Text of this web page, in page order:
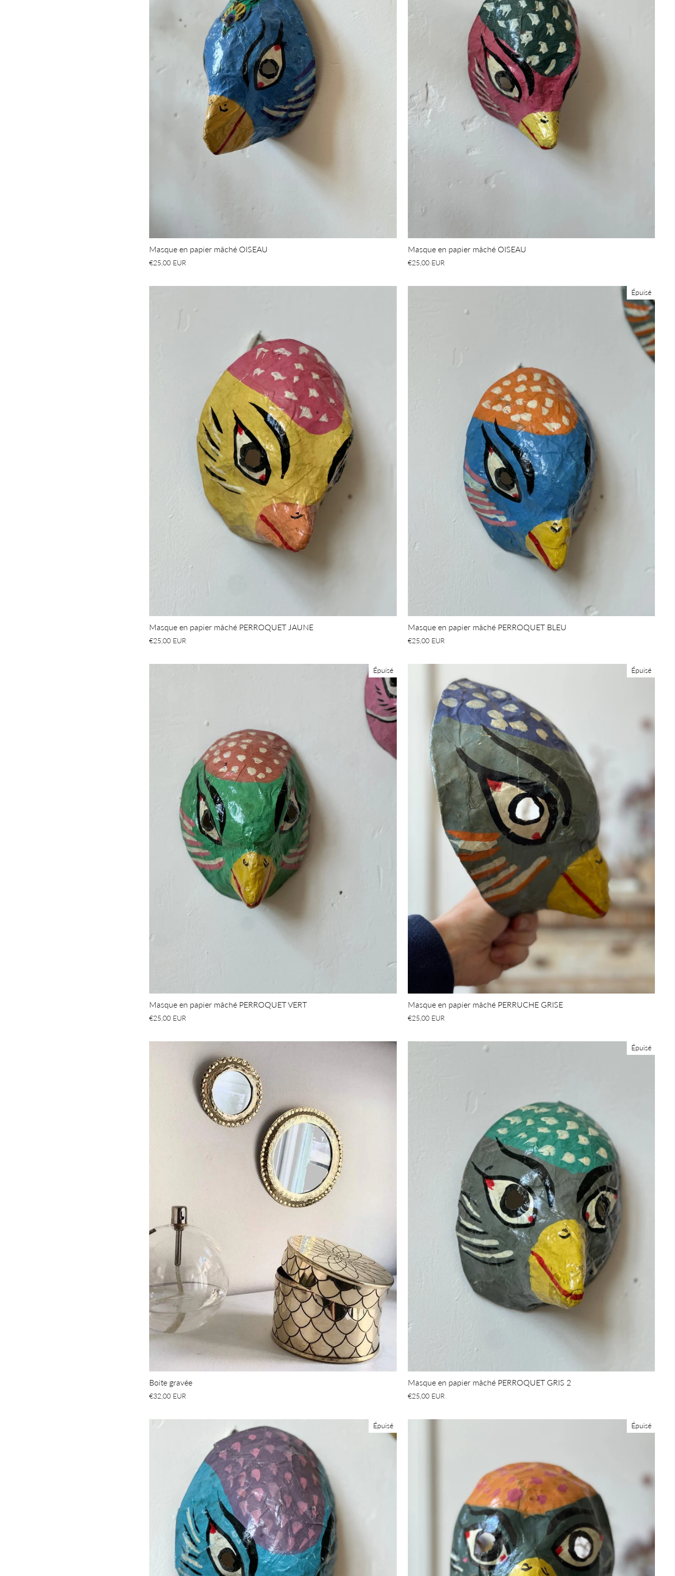
Masque en papier mâché OISEAU
€25,00 EUR
Masque en papier mâché OISEAU
€25,00 EUR
Masque en papier mâché PERROQUET JAUNE
€25,00 EUR
Épuisé
Masque en papier mâché PERROQUET BLEU
€25,00 EUR
Épuisé
Masque en papier mâché PERROQUET VERT
€25,00 EUR
Épuisé
Masque en papier mâché PERRUCHE GRISE
€25,00 EUR
Boite gravée
€32,00 EUR
Épuisé
Masque en papier mâché PERROQUET GRIS 2
€25,00 EUR
Épuisé Épuisé